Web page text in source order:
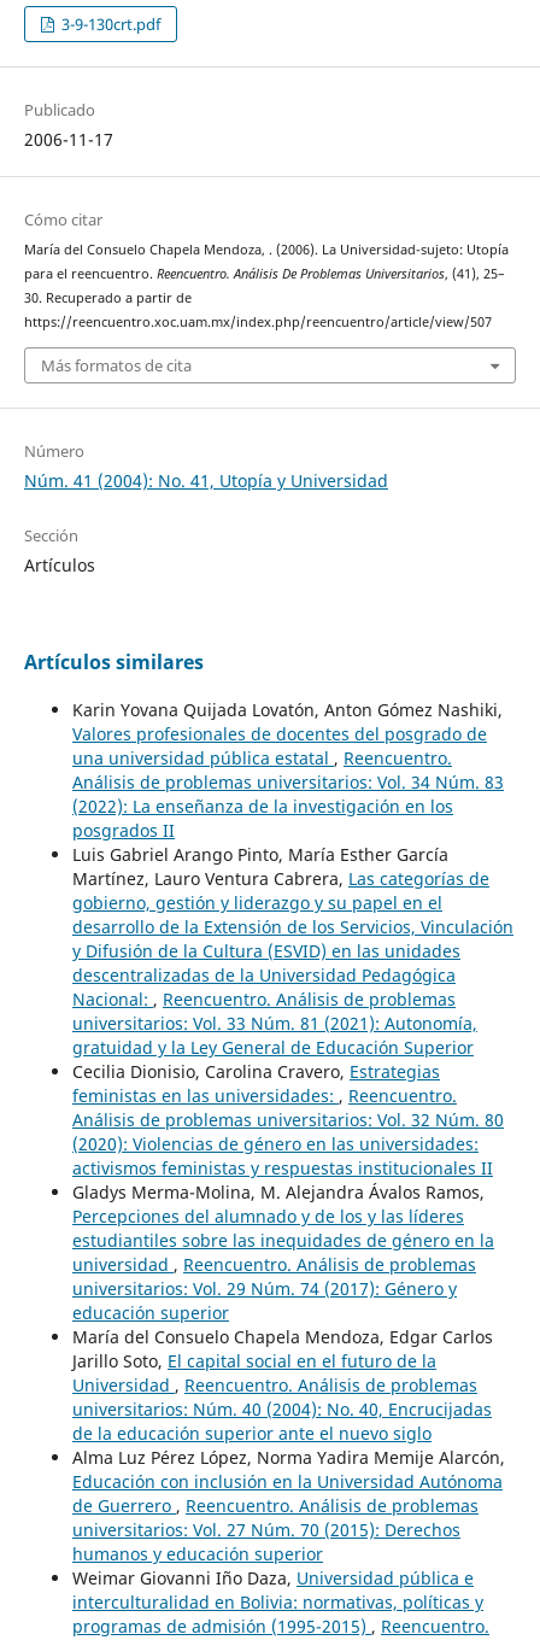
3-9-130crt.pdf
Publicado
2006-11-17
Cómo citar
María del Consuelo Chapela Mendoza, . (2006). La Universidad-sujeto: Utopía
para el reencuentro. Reencuentro. Análisis De Problemas Universitarios, (41), 25–
30. Recuperado a partir de
https://reencuentro.xoc.uam.mx/index.php/reencuentro/article/view/507
Más formatos de cita
Número
Núm. 41 (2004): No. 41, Utopía y Universidad
Sección
Artículos
Artículos similares
Karin Yovana Quijada Lovatón, Anton Gómez Nashiki,
Valores profesionales de docentes del posgrado de
una universidad pública estatal , Reencuentro.
Análisis de problemas universitarios: Vol. 34 Núm. 83
(2022): La enseñanza de la investigación en los
posgrados II
Luis Gabriel Arango Pinto, María Esther García
Martínez, Lauro Ventura Cabrera, Las categorías de
gobierno, gestión y liderazgo y su papel en el
desarrollo de la Extensión de los Servicios, Vinculación
y Difusión de la Cultura (ESVID) en las unidades
descentralizadas de la Universidad Pedagógica
Nacional: , Reencuentro. Análisis de problemas
universitarios: Vol. 33 Núm. 81 (2021): Autonomía,
gratuidad y la Ley General de Educación Superior
Cecilia Dionisio, Carolina Cravero, Estrategias
feministas en las universidades: , Reencuentro.
Análisis de problemas universitarios: Vol. 32 Núm. 80
(2020): Violencias de género en las universidades:
activismos feministas y respuestas institucionales II
Gladys Merma-Molina, M. Alejandra Ávalos Ramos,
Percepciones del alumnado y de los y las líderes
estudiantiles sobre las inequidades de género en la
universidad , Reencuentro. Análisis de problemas
universitarios: Vol. 29 Núm. 74 (2017): Género y
educación superior
María del Consuelo Chapela Mendoza, Edgar Carlos
Jarillo Soto, El capital social en el futuro de la
Universidad , Reencuentro. Análisis de problemas
universitarios: Núm. 40 (2004): No. 40, Encrucijadas
de la educación superior ante el nuevo siglo
Alma Luz Pérez López, Norma Yadira Memije Alarcón,
Educación con inclusión en la Universidad Autónoma
de Guerrero , Reencuentro. Análisis de problemas
universitarios: Vol. 27 Núm. 70 (2015): Derechos
humanos y educación superior
Weimar Giovanni Iño Daza, Universidad pública e
interculturalidad en Bolivia: normativas, políticas y
programas de admisión (1995-2015) , Reencuentro.